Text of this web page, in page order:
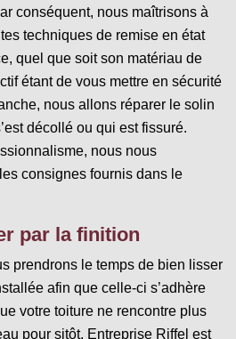
conséquent, nous maîtrisons à
techniques de remise en état
quel que soit son matériau de
étant de vous mettre en sécurité
nous allons réparer le solin
décollé ou qui est fissuré.
nous nous
consignes fournis dans le
par la finition
prendrons le temps de bien lisser
afin que celle-ci s’adhère
votre toiture ne rencontre plus
pour sitôt. Entreprise Riffel est